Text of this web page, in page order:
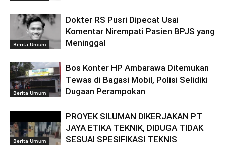
Berita Umum
Dokter RS Pusri Dipecat Usai
Komentar Nirempati Pasien BPJS yang
Meninggal
Berita Umum
Bos Konter HP Ambarawa Ditemukan
Tewas di Bagasi Mobil, Polisi Selidiki
Dugaan Perampokan
Berita Umum
PROYEK SILUMAN DIKERJAKAN PT
JAYA ETIKA TEKNIK, DIDUGA TIDAK
SESUAI SPESIFIKASI TEKNIS